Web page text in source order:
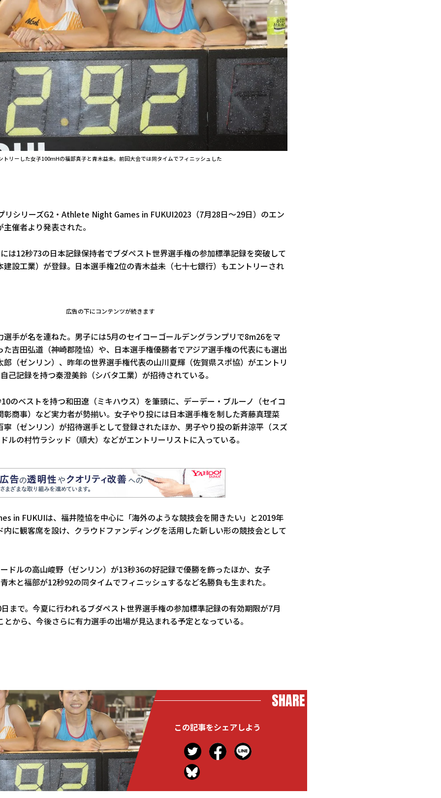
リーした女子100mHの福部真子と青木益未。前回大会では同タイムでフィニッシュした
リシリーズG2・Athlete Night Games in FUKUI2023（7月28日～29日）のエン
催者より発表された。
は12秒73の日本記録保持者でブダペスト世界選手権の参加標準記録を突破して
建設工業）が登録。日本選手権2位の青木益未（七十七銀行）もエントリーされ
広告の下にコンテンツが続きます
選手が名を連ねた。男子には5月のセイコーゴールデングランプリで8m26をマ
た吉田弘道（神崎郡陸協）や、日本選手権優勝者でアジア選手権の代表にも選出
郎（ゼンリン）、昨年の世界選手権代表の山川夏輝（佐賀県スポ協）がエントリ
己記録を持つ秦澄美鈴（シバタ工業）が招待されている。
のベストを持つ和田遼（ミキハウス）を筆頭に、デーデー・ブルーノ（セイコ
彰商事）など実力者が勢揃い。女子やり投には日本選手権を制した斉藤真理菜
寧（ゼンリン）が招待選手として登録されたほか、男子やり投の新井涼平（スズ
ルの村竹ラシッド（順大）などがエントリーリストに入っている。
in FUKUIは、福井陸協を中心に「海外のような競技会を開きたい」と2019年
内に観客席を設け、クラウドファンディングを活用した新しい形の競技会として
ドルの高山峻野（ゼンリン）が13秒36の好記録で優勝を飾ったほか、女子
木と福部が12秒92の同タイムでフィニッシュするなど名勝負も生まれた。
まで。今夏に行われるブダペスト世界選手権の参加標準記録の有効期限が7月
とから、今後さらに有力選手の出場が見込まれる予定となっている。
SHARE
この記事をシェアしよう